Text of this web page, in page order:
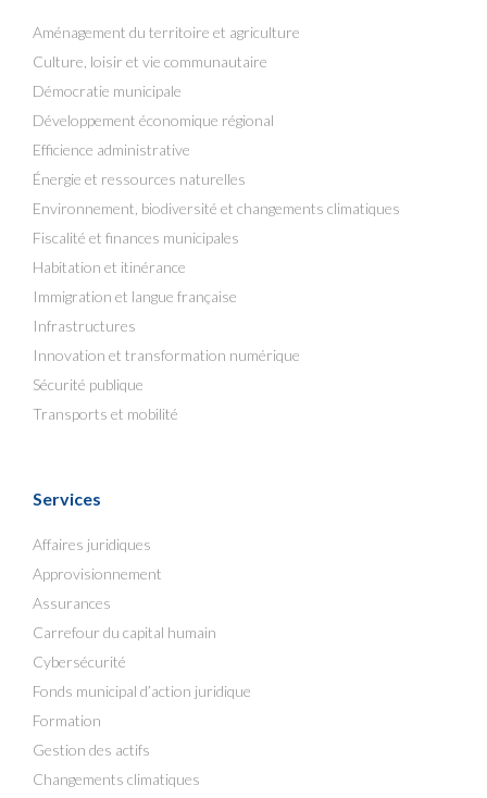
Aménagement du territoire et agriculture
Culture, loisir et vie communautaire
Démocratie municipale
Développement économique régional
Efficience administrative
Énergie et ressources naturelles
Environnement, biodiversité et changements climatiques
Fiscalité et finances municipales
Habitation et itinérance
Immigration et langue française
Infrastructures
Innovation et transformation numérique
Sécurité publique
Transports et mobilité
Services
Affaires juridiques
Approvisionnement
Assurances
Carrefour du capital humain
Cybersécurité
Fonds municipal d’action juridique
Formation
Gestion des actifs
Changements climatiques